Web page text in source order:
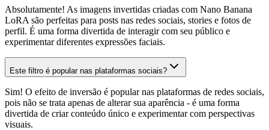
Absolutamente! As imagens invertidas criadas com Nano Banana
LoRA são perfeitas para posts nas redes sociais, stories e fotos de
perfil. É uma forma divertida de interagir com seu público e
experimentar diferentes expressões faciais.
Este filtro é popular nas plataformas sociais?
Sim! O efeito de inversão é popular nas plataformas de redes sociais,
pois não se trata apenas de alterar sua aparência - é uma forma
divertida de criar conteúdo único e experimentar com perspectivas
visuais.